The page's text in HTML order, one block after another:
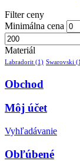
Filter ceny
Minimálna cena
Materiál
Labradorit (1) Swarovski
Obchod
Môj účet
Vyhľadávanie
Obľúbené